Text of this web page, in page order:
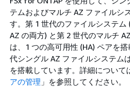
テムおよびマルチ AZ ファイルシ
す。第 1 世代のファイルシステム
AZ の両方) と第 2 世代のマルチ
は、1 つの高可用性 (HA) ペアを
代シングル AZ ファイルシステム
を搭載しています。詳細について
アの管理 」を参照してください。